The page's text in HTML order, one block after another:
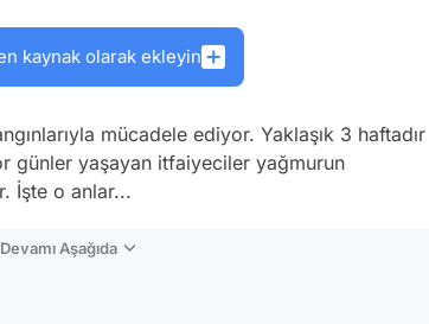
kaynak olarak ekleyin
mücadele ediyor. Yaklaşık 3 haftadır
günler yaşayan itfaiyeciler yağmurun
İşte o anlar...
Aşağıda